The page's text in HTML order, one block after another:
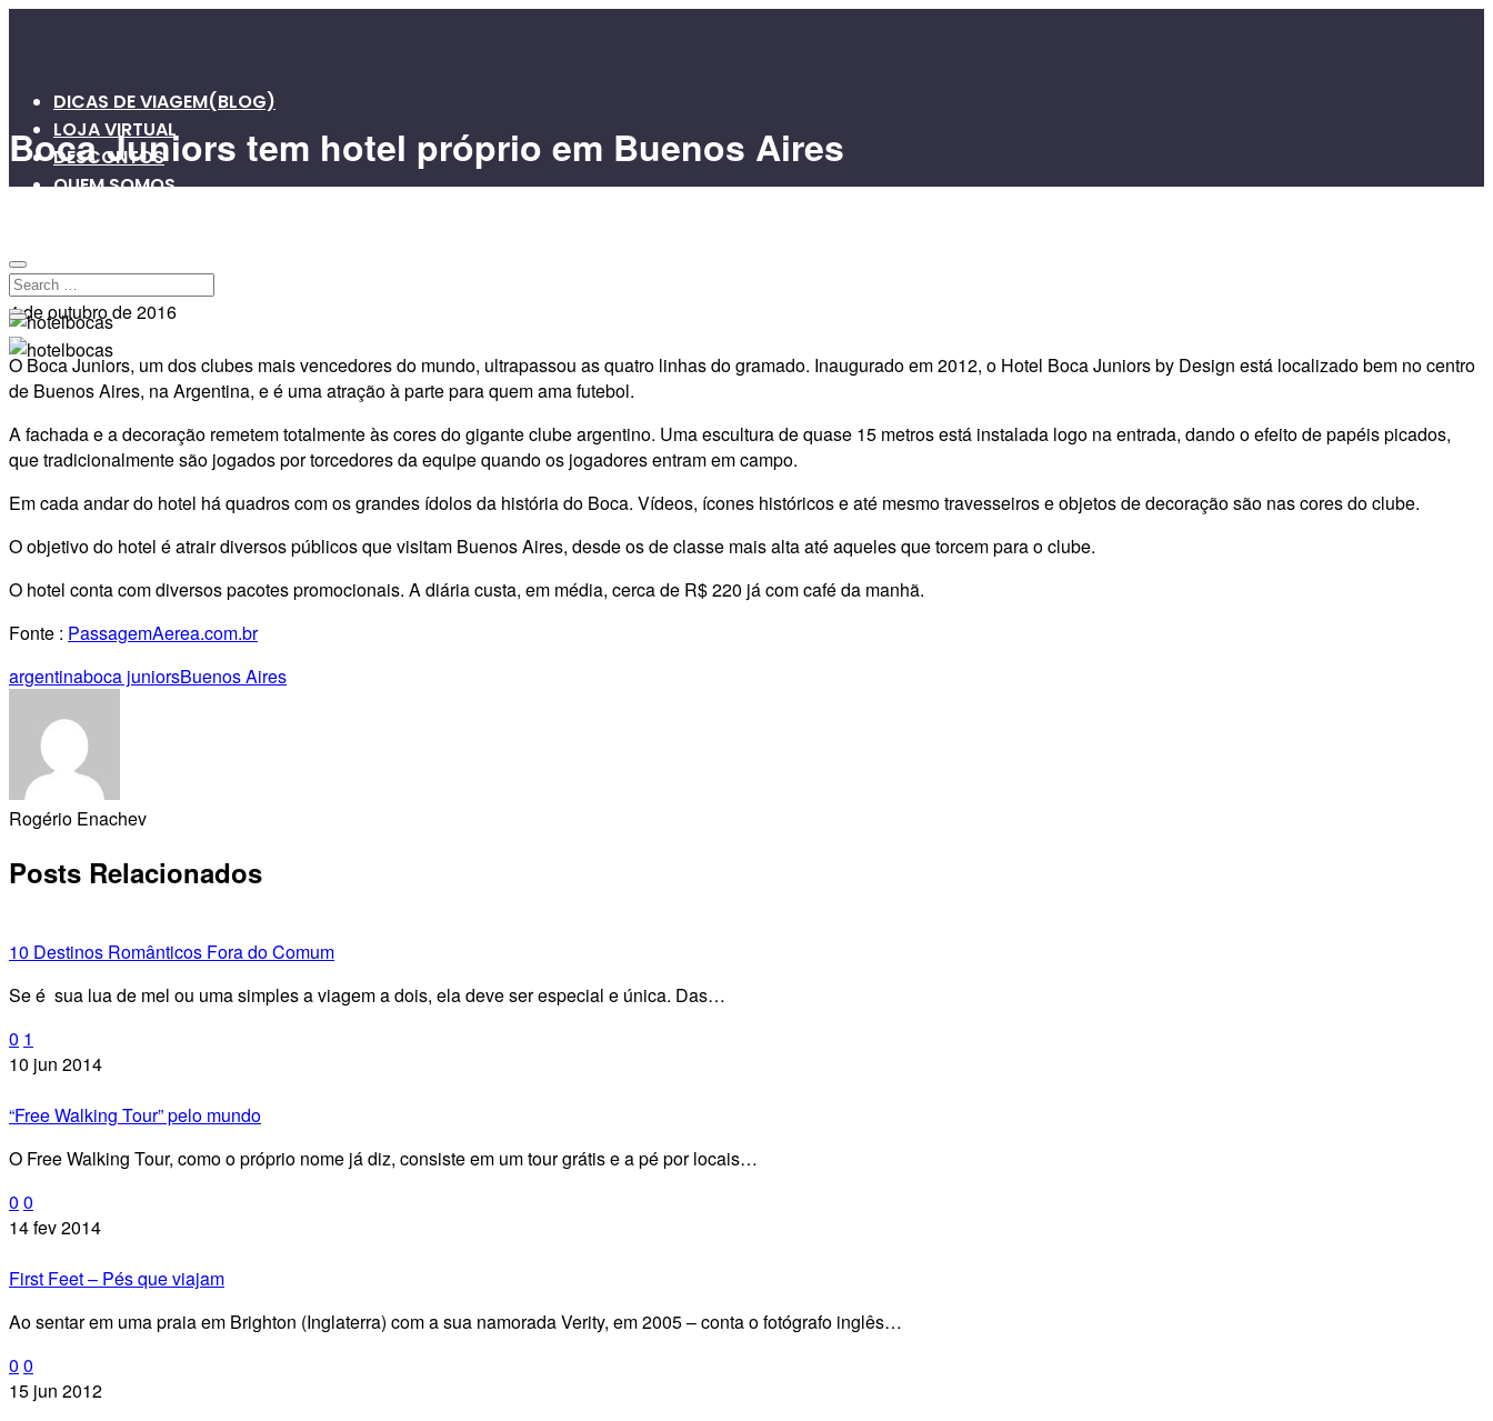
DICAS DE VIAGEM(BLOG)
LOJA VIRTUAL
DESCONTOS
QUEM SOMOS
Boca Juniors tem hotel próprio em Buenos Aires
00
4 de outubro de 2016
O Boca Juniors, um dos clubes mais vencedores do mundo, ultrapassou as quatro linhas do gramado. Inaugurado em 2012, o Hotel Boca Juniors by Design está localizado bem no centro
de Buenos Aires, na Argentina, e é uma atração à parte para quem ama futebol.
A fachada e a decoração remetem totalmente às cores do gigante clube argentino. Uma escultura de quase 15 metros está instalada logo na entrada, dando o efeito de papéis picados,
que tradicionalmente são jogados por torcedores da equipe quando os jogadores entram em campo.
Em cada andar do hotel há quadros com os grandes ídolos da história do Boca. Vídeos, ícones históricos e até mesmo travesseiros e objetos de decoração são nas cores do clube.
O objetivo do hotel é atrair diversos públicos que visitam Buenos Aires, desde os de classe mais alta até aqueles que torcem para o clube.
O hotel conta com diversos pacotes promocionais. A diária custa, em média, cerca de R$ 220 já com café da manhã.
Fonte : PassagemAerea.com.br
argentinaboca juniorsBuenos Aires
Rogério Enachev
Posts Relacionados
10 Destinos Românticos Fora do Comum
Se é sua lua de mel ou uma simples a viagem a dois, ela deve ser especial e única. Das…
0 1
10 jun 2014
“Free Walking Tour” pelo mundo
O Free Walking Tour, como o próprio nome já diz, consiste em um tour grátis e a pé por locais…
0 0
14 fev 2014
First Feet – Pés que viajam
Ao sentar em uma praia em Brighton (Inglaterra) com a sua namorada Verity, em 2005 – conta o fotógrafo inglês…
0 0
15 jun 2012